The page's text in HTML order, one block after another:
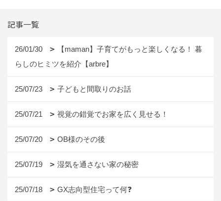
記事一覧
26/01/30
【maman】子育てがもっと楽しくなる！ 暮
らしのヒミツを紹介【arbre】
25/07/23 子どもと間取りのお話
25/07/21 視覚の錯覚でお家を広く見せる！
25/07/20 OB様のその後
25/07/19 湿気を通さない家の秘密
25/07/18 GX志向型住宅って何❓